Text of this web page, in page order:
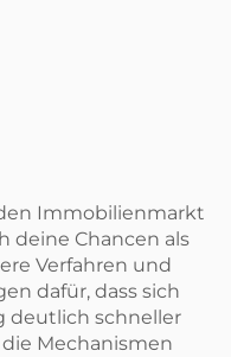
Immobilienmarkt
deine Chancen als
Verfahren und
dafür, dass sich
deutlich schneller
Mechanismen